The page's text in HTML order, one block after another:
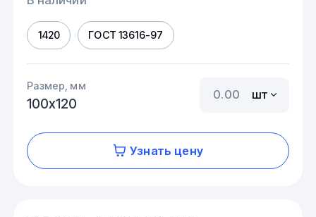
1420 ГОСТ 13616-97
Размер, мм
100х120
шт
Узнать цену